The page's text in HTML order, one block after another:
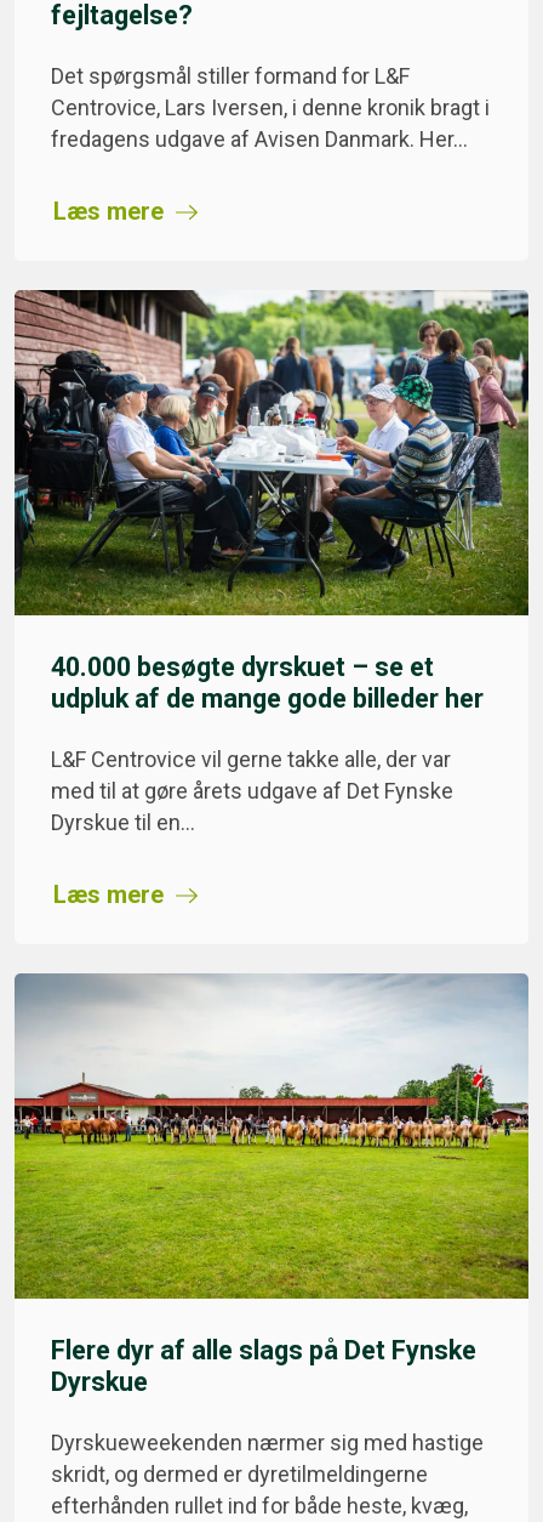
fejltagelse?
Det spørgsmål stiller formand for L&F
Centrovice, Lars Iversen, i denne kronik bragt i
fredagens udgave af Avisen Danmark. Her…
Læs mere
40.000 besøgte dyrskuet – se et
udpluk af de mange gode billeder her
L&F Centrovice vil gerne takke alle, der var
med til at gøre årets udgave af Det Fynske
Dyrskue til en…
Læs mere
Flere dyr af alle slags på Det Fynske
Dyrskue
Dyrskueweekenden nærmer sig med hastige
skridt, og dermed er dyretilmeldingerne
efterhånden rullet ind for både heste, kvæg,